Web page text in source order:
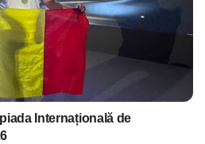
Internațională de